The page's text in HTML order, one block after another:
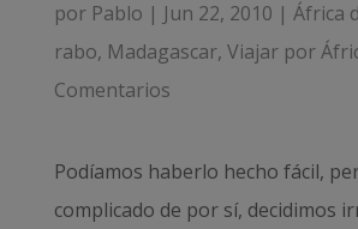
por Pablo | Jun 22, 2010 | África
rabo, Madagascar, Viajar por
Comentarios
Podíamos haberlo hecho fácil,
complicado de por sí, decidimos